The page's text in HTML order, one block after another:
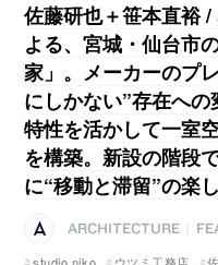
佐藤研也＋笹本直裕
よる、宮城・仙台市
家」。メーカーのプ
にしかない”存在へ
特性を活かして一室
を構築。新設の階段
に“移動と滞留”の楽
ARCHITECTURE